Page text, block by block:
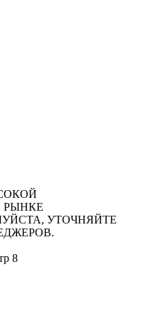
РЫНКЕ
УТОЧНЯЙТЕ
8